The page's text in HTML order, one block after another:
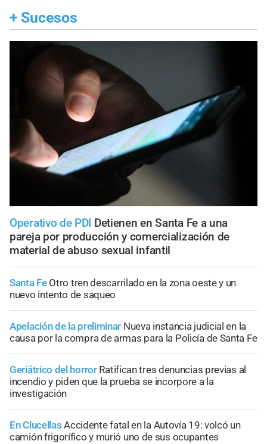
+ Sucesos
Operativo de PDI Detienen en Santa Fe a una
pareja por producción y comercialización de
material de abuso sexual infantil
Santa Fe Otro tren descarrilado en la zona oeste y un
nuevo intento de saqueo
Apelación de la preliminar Nueva instancia judicial en la
causa por la compra de armas para la Policía de Santa Fe
Geriátrico del horror Ratifican tres denuncias previas al
incendio y piden que la prueba se incorpore a la
investigación
En Clucellas Accidente fatal en la Autovía 19: volcó un
camión frigorífico y murió uno de sus ocupantes